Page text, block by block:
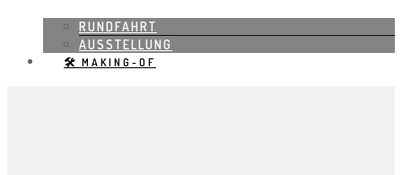
RUNDFAHRT
AUSSTELLUNG
🛠 MAKING-OF